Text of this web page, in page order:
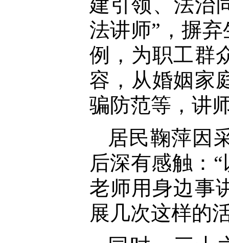
建引领、法治
法讲师”，摒
例，为职工群
容，从婚姻家
骗防范等，讲
居民鞠萍因
后深有感触：
老师用身边事
展几次这样的